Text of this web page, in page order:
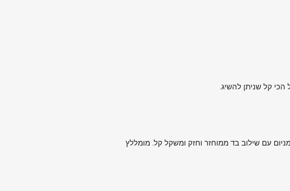
עם שילוב בד ממוחזר וחזק ומשקל קל. מומללץ